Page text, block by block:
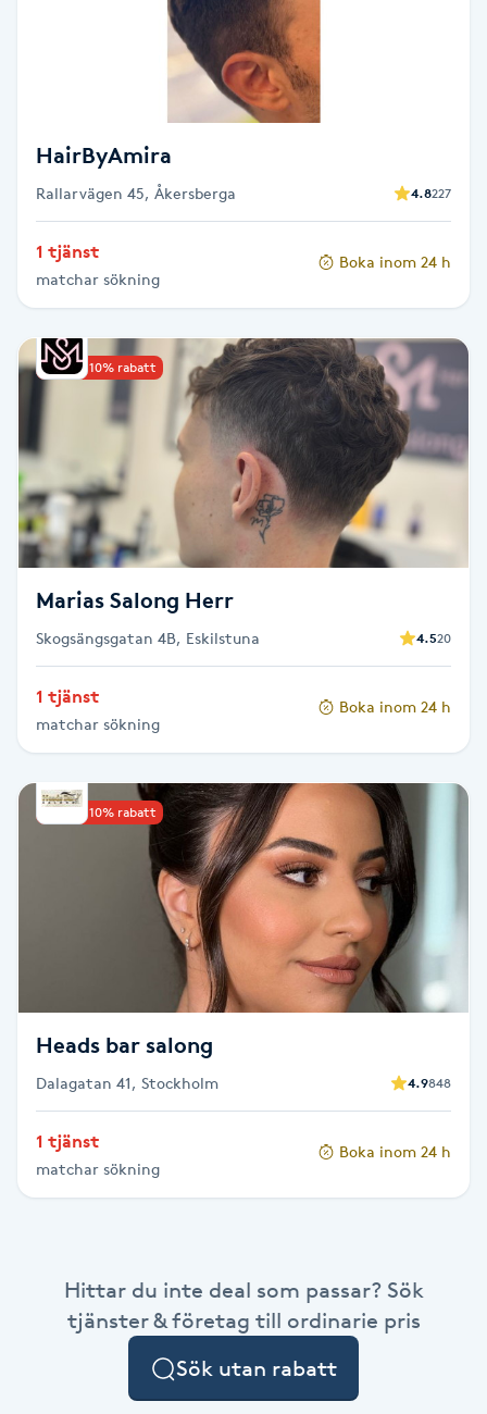
Faceliftmassage
Fet hårbotten
Fettreducering
Fillers
Fotmassage
Fotsvamp
Fotvård
Fransar
Fransborttagning
Fransfärgning
Fransförlängning
Fransförlängning Megavolym
Fransförlängning Volym
Fransrengöring
Frekvensterapi
Friskvård
HairByAmira
Rallarvägen 45, Åkersberga 4.8227
1 tjänst
matchar sökning
Boka inom 24 h
Upp till 10% rabatt
Marias Salong Herr
Skogsängsgatan 4B, Eskilstuna 4.520
1 tjänst
matchar sökning
Boka inom 24 h
Upp till 10% rabatt
Heads bar salong
Dalagatan 41, Stockholm 4.9848
1 tjänst
matchar sökning
Boka inom 24 h
Hittar du inte deal som passar? Sök
tjänster & företag till ordinarie pris
Sök utan rabatt